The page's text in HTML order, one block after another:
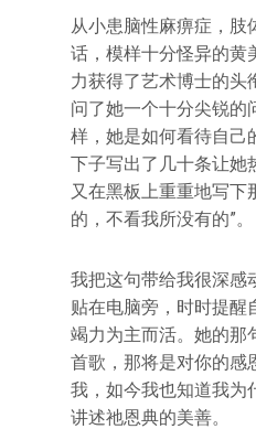
从小患脑性麻痹症，肢
话，模样十分怪异的黄
力获得了艺术博士的头
问了她一个十分尖锐的
样，她是如何看待自己
下子写出了几十条让她
又在黑板上重重地写
的，不看我所没有的”。
我把这句带给我很深感
贴在电脑旁，时时提醒
竭力为主而活。她的那
首歌，那将是对你的感
我，如今我也知道我
讲述祂恩典的美善。